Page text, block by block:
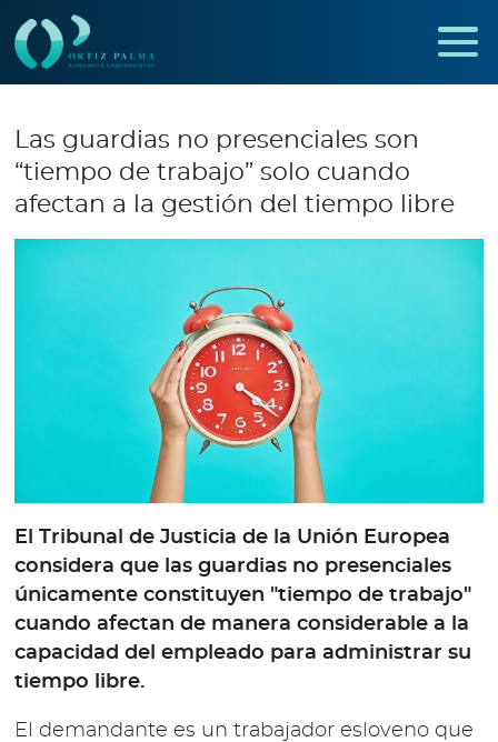
Las guardias no presenciales son
“tiempo de trabajo” solo cuando
afectan a la gestión del tiempo libre
El Tribunal de Justicia de la Unión Europea
considera que las guardias no presenciales
únicamente constituyen "tiempo de trabajo"
cuando afectan de manera considerable a la
capacidad del empleado para administrar su
tiempo libre.
El demandante es un trabajador esloveno que